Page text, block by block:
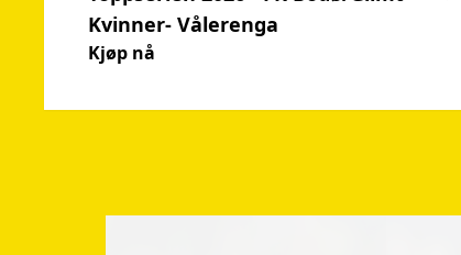
Kvinner- Vålerenga
Kjøp nå